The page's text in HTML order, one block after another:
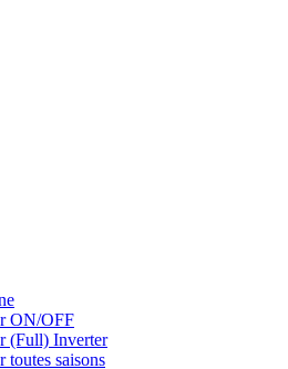
ON/OFF
(Full) Inverter
toutes saisons